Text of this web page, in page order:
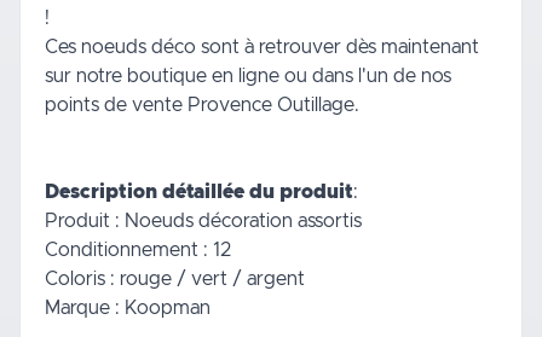
!
Ces noeuds déco sont à retrouver dès maintenant
sur notre boutique en ligne ou dans l'un de nos
points de vente Provence Outillage.
Description détaillée du produit:
Produit : Noeuds décoration assortis
Conditionnement : 12
Coloris : rouge / vert / argent
Marque : Koopman